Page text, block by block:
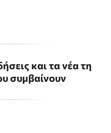
και τα νέα τη
συμβαίνουν